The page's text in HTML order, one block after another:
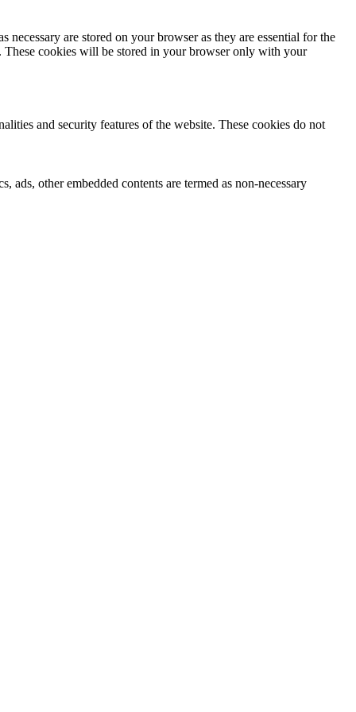
are stored on your browser as they are essential for the
These cookies will be stored in your browser only with your
and security features of the website. These cookies do not
other embedded contents are termed as non-necessary